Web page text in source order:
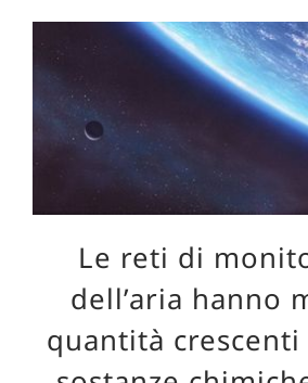
Le reti di
dell’aria hanno
quantità